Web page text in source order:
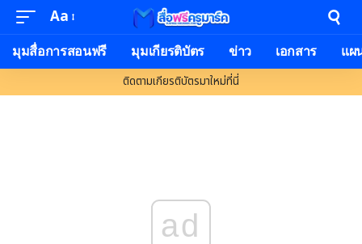
Aa
มุมสื่อการสอนฟรี มุมเกียรติบัตร ข่าว เอกสาร แผ
ติดตามเกียรติบัตรมาใหม่ที่นี่
ad